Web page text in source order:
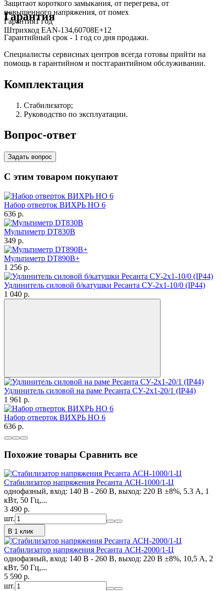
Защитаот короткого замыкания, от перегрева, от
повышенного напряжения, от помех
Гарантия1 год
Штрихкод EAN-134,60708E+12
Гарантия
Гарантийный срок - 1 год со дня продажи.
Специалисты сервисных центров всегда готовы прийти на
помощь в гарантийном и постгарантийном обслуживании.
Комплектация
Стабилизатор;
Руководство по эксплуатации.
Вопрос-ответ
Задать вопрос
С этим товаром покупают
Набор отверток ВИХРЬ НО 6
636 p.
Мультиметр DT830B
349 p.
Мультиметр DT890B+
1 256 p.
Удлинитель силовой б/катушки Ресанта СУ-2х1-10/0 (IP44)
1 040 p.
Удлинитель силовой на раме Ресанта СУ-2х1-20/1 (IP44)
1 961 p.
Набор отверток ВИХРЬ НО 6
636 p.
Похожие товары Сравнить все
Стабилизатор напряжения Ресанта АСН-1000/1-Ц
однофазный, вход: 140 В - 260 В, выход: 220 В ±8%, 5.3 А, 1
кВт, 50 Гц,...
3 490 p.
шт.
В 1 клик
Стабилизатор напряжения Ресанта АСН-2000/1-Ц
однофазный, вход: 140 В - 260 В, выход: 220 В ±8%, 10,5 А, 2
кВт, 50 Гц,...
5 590 p.
шт.